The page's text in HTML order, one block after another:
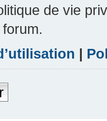
de vie
|